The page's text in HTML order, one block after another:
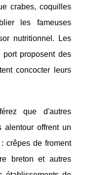
crabes, coquilles
les fameuses
nutritionnel. Les
proposent des
concocter leurs
que d'autres
alentour offrent un
crêpes de froment
breton et autres